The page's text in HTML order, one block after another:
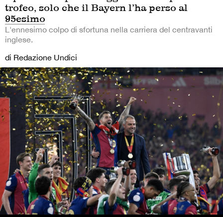
trofeo, solo che il Bayern l’ha perso al
95esimo
L'ennesimo colpo di sfortuna nella carriera del centravanti
inglese.
di Redazione Undici